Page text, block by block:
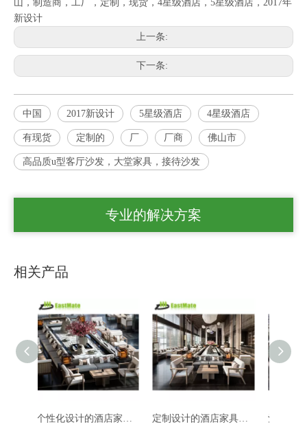
山，制造商，工厂，定制，现货，4星级酒店，5星级酒店，2017年
新设计
上一条:
下一条:
中国 2017新设计 5星级酒店 4星级酒店
有现货 定制的 厂 厂商 佛山市
高品质u型客厅沙发，大堂家具，接待沙发
专业的解决方案
相关产品
定制设计的酒店家具木制酒店大堂沙发组合